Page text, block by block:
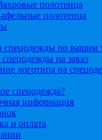
полотенца
полотенца
спецодежды по вашим
на заказ
логотипа на
спецодежда?
информация
и оплата